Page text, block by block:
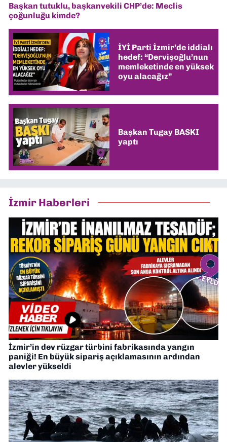
Başkan tutuklu, başkanvekili CHP’de: Meclis
çoğunluğu kimde?
İYİ Parti İzmir’de iddialı
hedef: “Dervişoğlu’nun
memleketinde en yüksek
oyu alacağız”
Başkan Tugay BASKI
yaptı
İzmir Haberleri
İzmir’in dev rüzgar türbini fabrikasında yangın
paniği! En büyük sipariş açıklamasının ardından
alevler yükseldi